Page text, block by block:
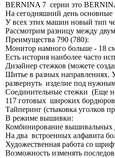
BERNINA 7 серии это
На сегодняшний день
У всех этих машин новый тип
Рассмотрим разницу между
Преимущества 790 (780):
Монитор намного больше - 18
Есть история наиболее часто
Дизайнер стежков (можете
Шитье в разных направлениях.
развернуть изделие под
Соединительные стежки (Еще
117 готовых широких
Тайперинг (стыковка уголков
В режиме вышивки:
Комбинирование вышивальных
На два встроенных алфавита
Художественная работа со
Возможность изменять